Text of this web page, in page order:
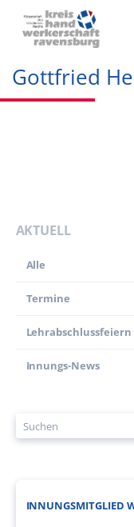
Gottfried
AKTUELL
Alle
Termine
Lehr­abschluss­feiern
Innungs-News
INNUNGSMITGLIED